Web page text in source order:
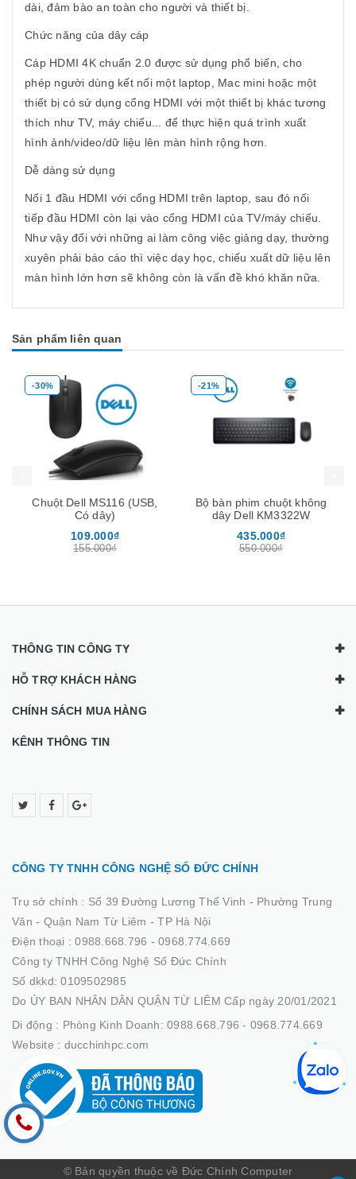
dài, đảm bào an toàn cho người và thiết bị.
Chức năng của dây cáp
Cáp HDMI 4K chuẩn 2.0 được sử dụng phổ biến, cho
phép người dùng kết nối một laptop, Mac mini hoặc một
thiết bị có sử dụng cổng HDMI với một thiết bị khác tương
thích như TV, máy chiếu... để thực hiện quá trình xuất
hình ảnh/video/dữ liệu lên màn hình rộng hơn.
Dễ dàng sử dụng
Nối 1 đầu HDMI với cổng HDMI trên laptop, sau đó nối
tiếp đầu HDMI còn lại vào cổng HDMI của TV/máy chiếu.
Như vậy đối với những ai làm công việc giảng dạy, thường
xuyên phải báo cáo thì việc dạy học, chiếu xuất dữ liệu lên
màn hình lớn hơn sẽ không còn là vấn đề khó khăn nữa.
Sản phẩm liên quan
-21%
Bộ bàn phim chuột không
dây Dell KM3322W
435.000₫
550.000₫
-35%
Bộ Phát WiFi ốp trần 3
băng tần Tốc đố AC3000
Homa
650.000₫
995.000₫
Mua hàng
THÔNG TIN CÔNG TY
HỖ TRỢ KHÁCH HÀNG
CHÍNH SÁCH MUA HÀNG
KÊNH THÔNG TIN
CÔNG TY TNHH CÔNG NGHỆ SỐ ĐỨC CHÍNH
Trụ sở chính : Số 39 Đường Lương Thế Vinh - Phường Trung
Văn - Quận Nam Từ Liêm - TP Hà Nội
Điện thoại :0988.668.796 - 0968.774.669
Công ty TNHH Công Nghệ Số Đức Chính
Số dkkd: 0109502985
Do ỦY BAN NHÂN DÂN QUẬN TỪ LIÊM Cấp ngày 20/01/2021
Di động : Phòng Kinh Doanh: 0988.668.796 - 0968.774.669
Website : ducchinhpc.com
© Bản quyền thuộc về Đức Chính Computer